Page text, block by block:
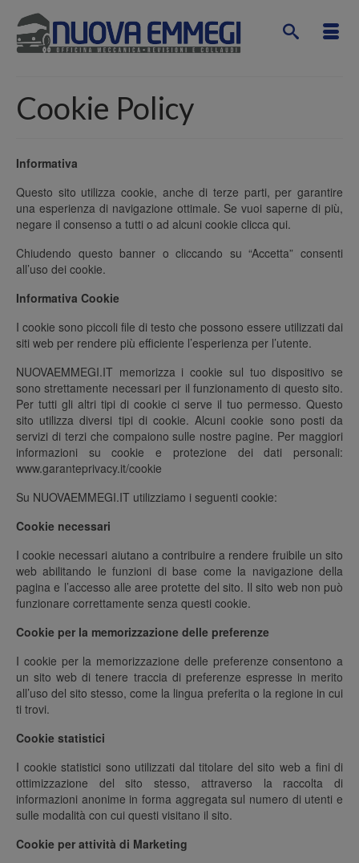
Cookie Policy
Informativa
Questo sito utilizza cookie, anche di terze parti, per garantire
una esperienza di navigazione ottimale. Se vuoi saperne di più,
negare il consenso a tutti o ad alcuni cookie clicca qui.
Chiudendo questo banner o cliccando su “Accetta” consenti
all’uso dei cookie.
Informativa Cookie
I cookie sono piccoli file di testo che possono essere utilizzati dai
siti web per rendere più efficiente l’esperienza per l’utente.
NUOVAEMMEGI.IT memorizza i cookie sul tuo dispositivo se
sono strettamente necessari per il funzionamento di questo sito.
Per tutti gli altri tipi di cookie ci serve il tuo permesso. Questo
sito utilizza diversi tipi di cookie. Alcuni cookie sono posti da
servizi di terzi che compaiono sulle nostre pagine. Per maggiori
informazioni su cookie e protezione dei dati personali:
www.garanteprivacy.it/cookie
Su NUOVAEMMEGI.IT utilizziamo i seguenti cookie:
Cookie necessari
I cookie necessari aiutano a contribuire a rendere fruibile un sito
web abilitando le funzioni di base come la navigazione della
pagina e l’accesso alle aree protette del sito. Il sito web non può
funzionare correttamente senza questi cookie.
Cookie per la memorizzazione delle preferenze
I cookie per la memorizzazione delle preferenze consentono a
un sito web di tenere traccia di preferenze espresse in merito
all’uso del sito stesso, come la lingua preferita o la regione in cui
ti trovi.
Cookie statistici
I cookie statistici sono utilizzati dal titolare del sito web a fini di
ottimizzazione del sito stesso, attraverso la raccolta di
informazioni anonime in forma aggregata sul numero di utenti e
sulle modalità con cui questi visitano il sito.
Cookie per attività di Marketing